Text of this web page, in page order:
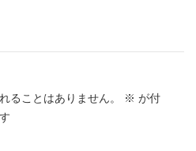
ることはありません。 ※ が付